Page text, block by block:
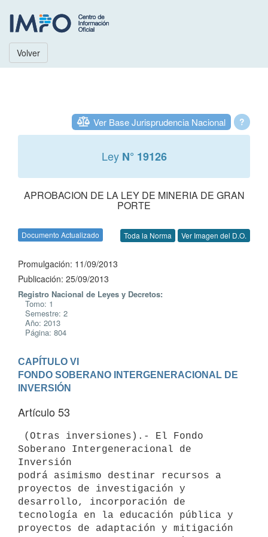
Volver
?
Ver Base Jurisprudencia Nacional
Ley N° 19126
APROBACION DE LA LEY DE MINERIA DE GRAN
PORTE
Documento Actualizado Toda la Norma Ver Imagen del D.O.
Promulgación: 11/09/2013
Publicación: 25/09/2013
Registro Nacional de Leyes y Decretos:
Tomo: 1
Semestre: 2
Año: 2013
Página: 804
CAPÍTULO VI
FONDO SOBERANO INTERGENERACIONAL DE
INVERSIÓN
Artículo 53
Soberano Intergeneracional de
Inversión
podrá asimismo destinar recursos a
proyectos de investigación y
desarrollo, incorporación de
tecnología en la educación pública y
proyectos de adaptación y mitigación